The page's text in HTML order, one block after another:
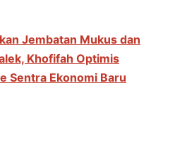
Jembatan Mukus dan
Khofifah Optimis
Sentra Ekonomi Baru